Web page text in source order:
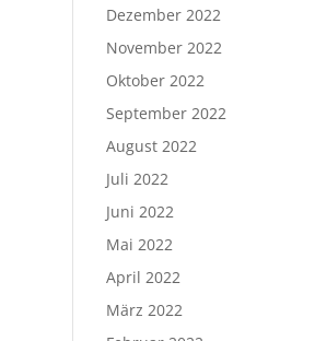
Dezember 2022
November 2022
Oktober 2022
September 2022
August 2022
Juli 2022
Juni 2022
Mai 2022
April 2022
März 2022